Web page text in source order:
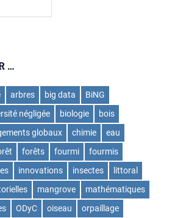
…
arbres big data
BiNG
négligée biologie
bois
globaux chimie
eau
forêts fourmi
fourmis
innovations insectes
littoral
mangrove
mathématiques
ODyC oiseau orpaillage